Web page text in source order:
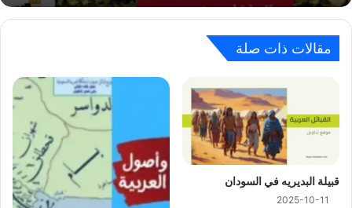
مقالات ذات صلة
ﻗﺒﻴﻠﺔ ﺍﻟﺒﺪﻳﺮﻳﻪ في السودان
2025-10-11